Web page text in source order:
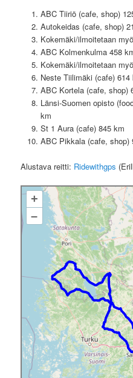
ABC Tiiriö (cafe, shop)
Autokeidas (cafe, shop)
Kokemäki/ilmoitetaan
ABC Kolmenkulma 458
Kokemäki/ilmoitetaan
Neste Tiilimäki (cafe) 614
ABC Kortela (cafe, shop)
Länsi-Suomen opisto
km
St 1 Aura (cafe) 845 km
ABC Pikkala (cafe, shop)
Alustava reitti: Ridewithgps
+
–